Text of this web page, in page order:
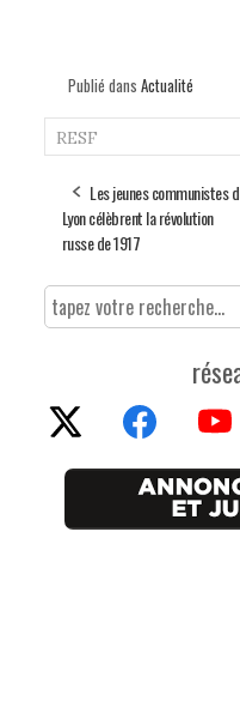
Publié dans Actualité
RESF
Les jeunes communistes
Lyon célèbrent la révolution
russe de 1917